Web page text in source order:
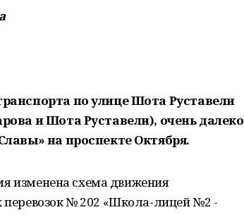
по улице Шота Руставели
и Шота Руставели), очень далеко
на проспекте Октября.
изменена схема движения
№ 202 «Школа-лицей №2 -